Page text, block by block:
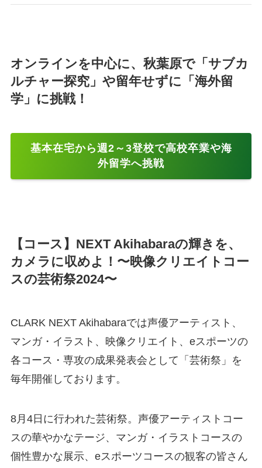
オンラインを中心に、秋葉原で「サブカ
ルチャー探究」や留年せずに「海外留
学」に挑戦！
基本在宅から週2～3登校で高校卒業や海
外留学へ挑戦
【コース】NEXT Akihabaraの輝きを、
カメラに収めよ！〜映像クリエイトコー
スの芸術祭2024〜
CLARK NEXT Akihabaraでは声優アーティスト、
マンガ・イラスト、映像クリエイト、eスポーツの
各コース・専攻の成果発表会として「芸術祭」を
毎年開催しております。
8月4日に行われた芸術祭。声優アーティストコー
スの華やかなテージ、マンガ・イラストコースの
個性豊かな展示、eスポーツコースの観客の皆さん